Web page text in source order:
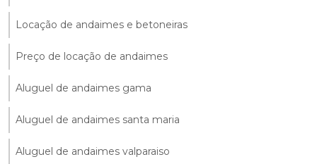
Locação de andaimes e betoneiras
Preço de locação de andaimes
Aluguel de andaimes gama
Aluguel de andaimes santa maria
Aluguel de andaimes valparaiso